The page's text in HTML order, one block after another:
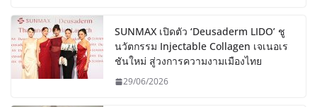
SUNMAX เปิดตัว ‘Deusaderm LIDO’ ชู
นวัตกรรม Injectable Collagen เจเนอเร
ชันใหม่ สู่วงการความงามเมืองไทย
29/06/2026